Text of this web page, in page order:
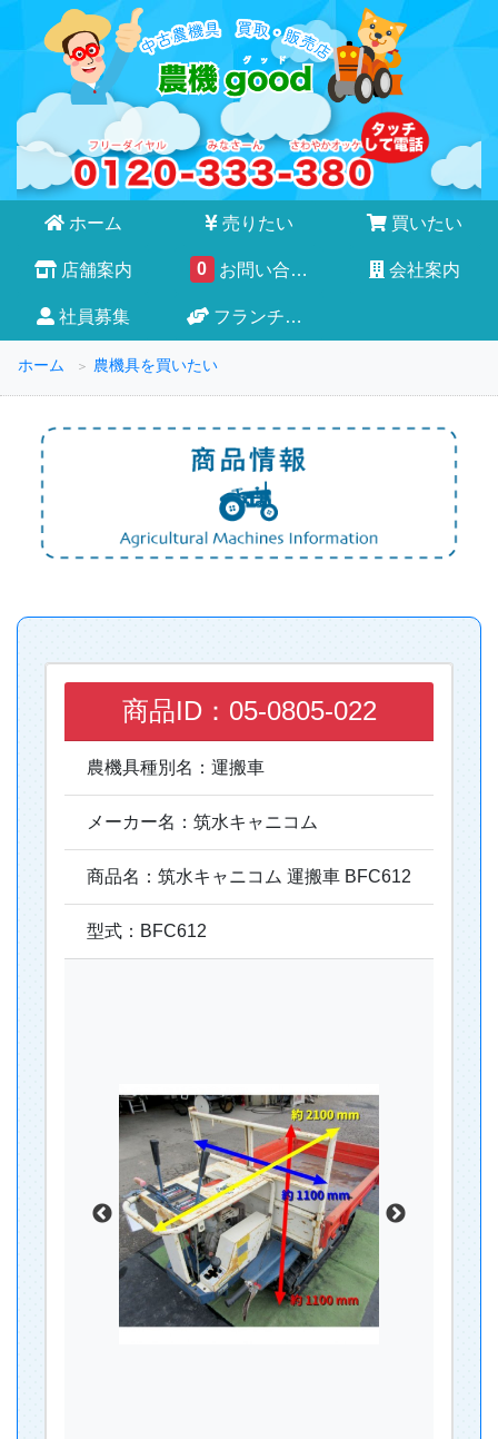
ホーム 売りたい 買いたい
店舗案内 0 お問い合わせ 会社案内
社員募集 フランチャイズ
ホーム 農機具を買いたい
商品ID：05-0805-022
農機具種別名：運搬車
メーカー名：筑水キャニコム
商品名：筑水キャニコム 運搬車 BFC612
型式：BFC612